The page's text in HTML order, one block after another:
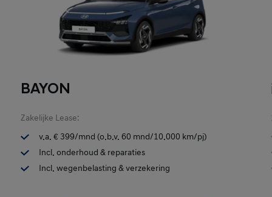
BAYON
Zakelijke Lease:
v.a. € 399/mnd (o.b.v. 60 mnd/10.000 km/pj)
Incl. onderhoud & reparaties
Incl. wegenbelasting & verzekering